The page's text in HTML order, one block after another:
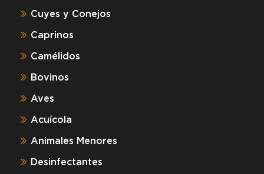
Cuyes y Conejos
Caprinos
Camélidos
Bovinos
Aves
Acuícola
Animales Menores
Desinfectantes